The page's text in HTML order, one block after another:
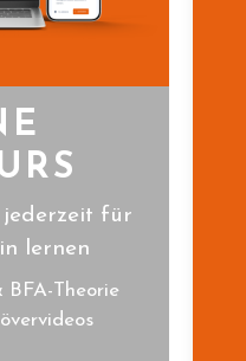
für
lernen
BFA-Theorie